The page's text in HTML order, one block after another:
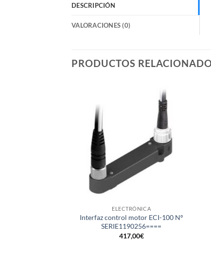
DESCRIPCIÓN
VALORACIONES (0)
PRODUCTOS
ELECTRÓNICA
Interfaz control motor ECI-100 Nº
SERIE1190256====
417,00€